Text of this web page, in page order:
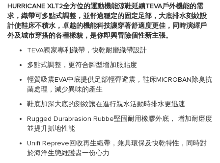
HURRICANE XLT2全方位的運動機能涼鞋延續TEVA戶外機能的需
求，織帶可多點式調整，並舒適穩定的固定足部，大底排水刻紋設
計使鞋床不積水，卓越的機能科技讓穿著舒適度更佳，同時演繹戶
外及城市穿搭的各種樣貌，是你即興冒險個性新主張。
TEVA獨家專利織帶，快乾耐磨織帶設計
多點式調整，更符合腳型增加服貼度
輕質吸震EVA中底提供足部輕彈避震，鞋床MICROBAN除臭抗
菌處理，減少異味的產生
鞋底加深大底的刻紋讓在進行親水活動時排水更迅速
Rugged Durabrasion Rubbe堅固耐用橡膠外底， 增加耐磨度
並提升抓地性能
Unifi Repreve回收再生織帶，兼具環保及快乾特性，同時對
於海洋生態維護盡一份心力